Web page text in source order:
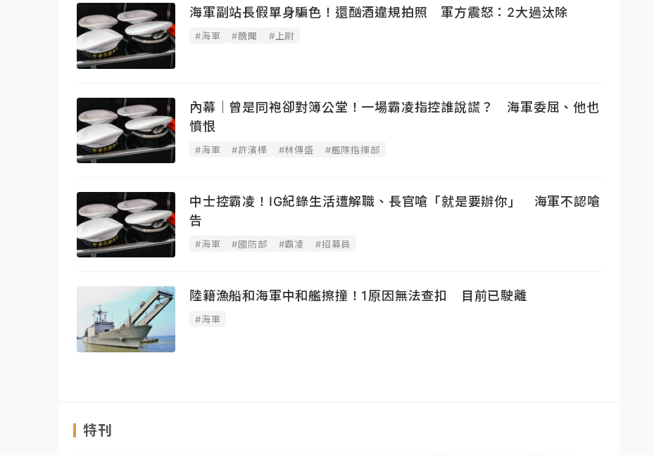
海軍副站長假單身騙色！還酗酒違規拍照 軍方震怒：2大過汰除
#海軍 #醜聞 #上尉
內幕｜曾是同袍卻對簿公堂！一場霸凌指控誰說謊？ 海軍委屈、他也
憤恨
#海軍 #許濱樺 #林傳盛 #艦隊指揮部
中士控霸凌！IG紀錄生活遭解職、長官嗆「就是要辦你」 海軍不認嗆
告
#海軍 #國防部 #霸凌 #招募員
陸籍漁船和海軍中和艦擦撞！1原因無法查扣 目前已駛離
#海軍
特刊